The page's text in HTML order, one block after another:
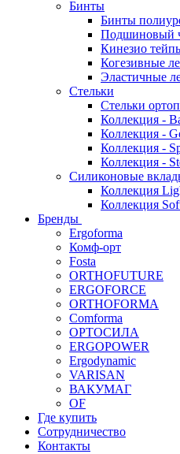
Бинты
Бинты
Подшиновый
Кинезио
Когезивные
Эластичные
Стельки
Стельки
Коллекция -
Коллекция -
Коллекция -
Коллекция -
Силиконовые
Коллекция
Коллекция
Бренды
Ergoforma
Комф-орт
Fosta
ORTHOFUTURE
ERGOFORCE
ORTHOFORMA
Comforma
ОРТОСИЛА
ERGOPOWER
Ergodynamic
VARISAN
ВАКУМАГ
OF
Где купить
Сотрудничество
Контакты